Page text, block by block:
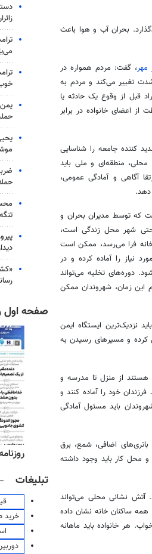
بحران آب و هوا باعث
مهر، گفت: مردم همواره در
تغییر می‌کند و مردم به
قبل از وقوع یک حادثه یا
از اعضای خانواده در برابر
کننده جامعه را شناسایی
منطقه‌ای و ملی باید
آگاهی و آمادگی عمومی،
دهد.
که توسط مدیران بحران و
حتی شهر محل زندگی است،
خانه فرا می‌رسد، ممکن است
نیاز را آماده کرده و در
دوره‌های تخلیه می‌تواند
این زمان، شهروندان ممکن
نزدیک‌ترین ایستگاه ایمن
کرده و مسیرهای رسیدن به
هستند از منزل تا مدرسه و
فرزندان خود را آماده کنند و
باید مسئول آمادگی
اضافی، شمع، برق
و محل کار باید وجود داشته
آتش نشانی محلی می‌تواند
ساکنان خانه نشان داده
هر خانواده باید ماهانه
صفحه اول
۱۵ مرداد ۱۴۰۵
تبلیغات
خرید